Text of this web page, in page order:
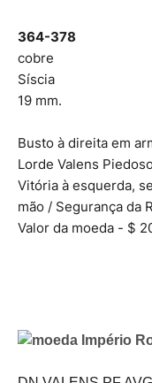
364-378
cobre
Síscia
19 mm.
Busto à direita em
Lorde Valens
Vitória à esquerda,
mão / Segurança da
Valor da moeda - $